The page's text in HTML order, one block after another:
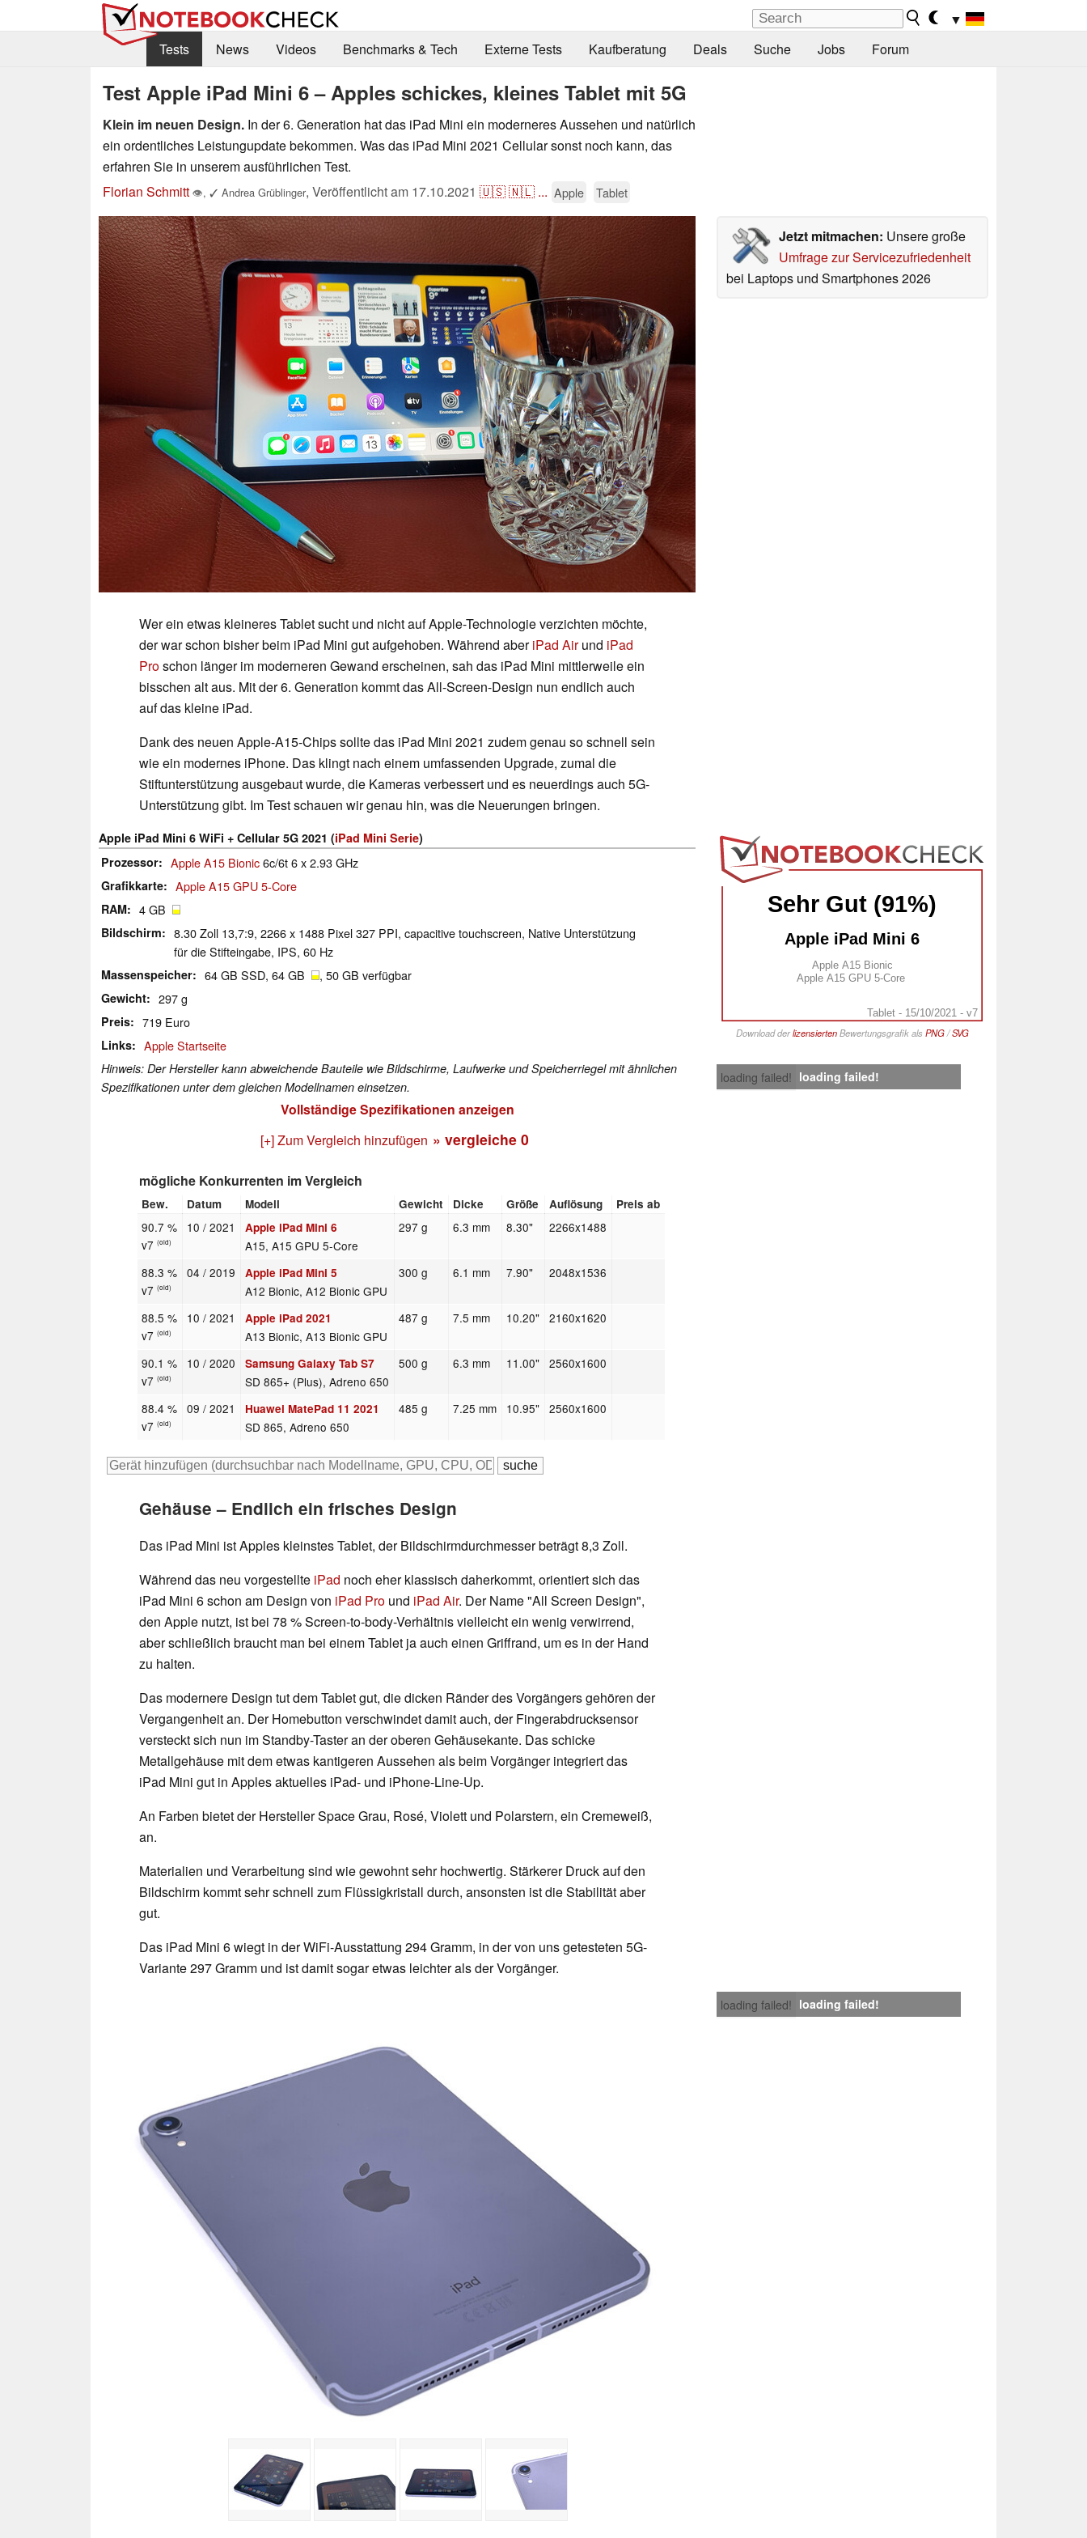
▼
Tests
News Videos Benchmarks & Tech Externe Tests Kaufberatung Deals Suche Jobs Forum
Test Apple iPad Mini 6 – Apples schickes, kleines Tablet mit 5G
Klein im neuen Design. In der 6. Generation hat das iPad Mini ein moderneres Aussehen und natürlich
ein ordentliches Leistungupdate bekommen. Was das iPad Mini 2021 Cellular sonst noch kann, das
erfahren Sie in unserem ausführlichen Test.
Florian Schmitt 👁, ✓ Andrea Grüblinger, Veröffentlicht am 17.10.2021 🇺🇸🇳🇱 ... Apple Tablet
Jetzt mitmachen: Unsere große
Umfrage zur Servicezufriedenheit
bei Laptops und Smartphones 2026
Wer ein etwas kleineres Tablet sucht und nicht auf Apple-Technologie verzichten möchte,
der war schon bisher beim iPad Mini gut aufgehoben. Während aberiPad Airund iPad
Proschon länger im moderneren Gewand erscheinen, sah das iPad Mini mittlerweile ein
bisschen alt aus. Mit der 6. Generation kommt das All-Screen-Design nun endlich auch
auf das kleine iPad.
Dank des neuen Apple-A15-Chips sollte das iPad Mini 2021 zudem genau so schnell sein
wie ein modernes iPhone. Das klingt nach einem umfassenden Upgrade, zumal die
Stiftunterstützung ausgebaut wurde, die Kameras verbessert und es neuerdings auch 5G-
Unterstützung gibt. Im Test schauen wir genau hin, was die Neuerungen bringen.
Sehr Gut (91%)
Apple iPad Mini 6
Apple A15 Bionic
Apple A15 GPU 5-Core
Tablet - 15/10/2021 - v7
Download derlizensiertenBewertungsgrafik als PNG/SVG
loading failed! loading failed!
Apple iPad Mini 6 WiFi + Cellular 5G 2021 (iPad Mini Serie)
Prozessor
Apple A15 Bionic6c/6t 6 x 2.93 GHz
Grafikkarte Apple A15 GPU 5-Core
RAM 4 GB
Bildschirm
8.30 Zoll 13,7:9, 2266 x 1488 Pixel 327 PPI, capacitive touchscreen, Native Unterstützung
für die Stifteingabe, IPS, 60 Hz
Massenspeicher 64 GB SSD, 64 GB , 50 GB verfügbar
Gewicht 297 g
Preis 719 Euro
Links Apple Startseite
Hinweis: Der Hersteller kann abweichende Bauteile wie Bildschirme, Laufwerke und Speicherriegel mit ähnlichen
Spezifikationen unter dem gleichen Modellnamen einsetzen.
Vollständige Spezifikationen anzeigen
[+] Zum Vergleich hinzufügen » vergleiche 0
mögliche Konkurrenten im Vergleich
Bew. Datum Modell Gewicht Dicke Größe Auflösung Preis ab
90.7 %
v7(old)
10 / 2021 Apple iPad Mini 6
A15, A15 GPU 5-Core
297 g 6.3 mm 8.30" 2266x1488
88.3 %
v7(old)
04 / 2019 Apple iPad Mini 5
A12 Bionic, A12 Bionic GPU
300 g 6.1 mm 7.90" 2048x1536
88.5 %
v7(old)
10 / 2021 Apple iPad 2021
A13 Bionic, A13 Bionic GPU
487 g 7.5 mm 10.20" 2160x1620
90.1 %
v7(old)
10 / 2020 Samsung Galaxy Tab S7
SD 865+ (Plus), Adreno 650
500 g 6.3 mm 11.00" 2560x1600
88.4 %
v7(old)
09 / 2021 Huawei MatePad 11 2021
SD 865, Adreno 650
485 g 7.25 mm 10.95" 2560x1600
Gehäuse – Endlich ein frisches Design
Das iPad Mini ist Apples kleinstes Tablet, der Bildschirmdurchmesser beträgt 8,3 Zoll.
Während das neu vorgestellte iPad noch eher klassisch daherkommt, orientiert sich das
iPad Mini 6 schon am Design von iPad Pro und iPad Air. Der Name "All Screen Design",
den Apple nutzt, ist bei 78 % Screen-to-body-Verhältnis vielleicht ein wenig verwirrend,
aber schließlich braucht man bei einem Tablet ja auch einen Griffrand, um es in der Hand
zu halten.
Das modernere Design tut dem Tablet gut, die dicken Ränder des Vorgängers gehören der
Vergangenheit an. Der Homebutton verschwindet damit auch, der Fingerabdrucksensor
versteckt sich nun im Standby-Taster an der oberen Gehäusekante. Das schicke
Metallgehäuse mit dem etwas kantigeren Aussehen als beim Vorgänger integriert das
iPad Mini gut in Apples aktuelles iPad- und iPhone-Line-Up.
An Farben bietet der Hersteller Space Grau, Rosé, Violett und Polarstern, ein Cremeweiß,
an.
Materialien und Verarbeitung sind wie gewohnt sehr hochwertig. Stärkerer Druck auf den
Bildschirm kommt sehr schnell zum Flüssigkristall durch, ansonsten ist die Stabilität aber
gut.
Das iPad Mini 6 wiegt in der WiFi-Ausstattung 294 Gramm, in der von uns getesteten 5G-
Variante 297 Gramm und ist damit sogar etwas leichter als der Vorgänger.
loading failed! loading failed!